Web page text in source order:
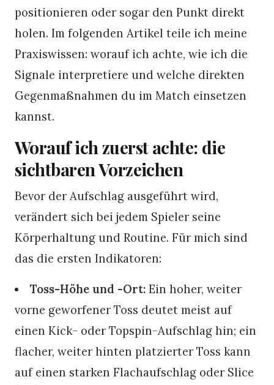
positionieren oder sogar den Punkt direkt
holen. Im folgenden Artikel teile ich meine
Praxiswissen: worauf ich achte, wie ich die
Signale interpretiere und welche direkten
Gegenmaßnahmen du im Match einsetzen
kannst.
Worauf ich zuerst achte: die
sichtbaren Vorzeichen
Bevor der Aufschlag ausgeführt wird,
verändert sich bei jedem Spieler seine
Körperhaltung und Routine. Für mich sind
das die ersten Indikatoren:
Toss-Höhe und -Ort: Ein hoher, weiter
vorne geworfener Toss deutet meist auf
einen Kick- oder Topspin-Aufschlag hin; ein
flacher, weiter hinten platzierter Toss kann
auf einen starken Flachaufschlag oder Slice